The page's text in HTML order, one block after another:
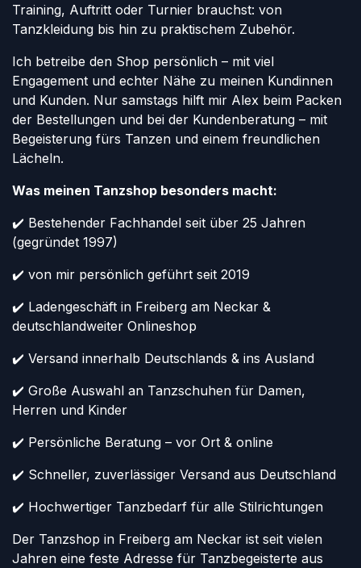
Training, Auftritt oder Turnier brauchst: von
Tanzkleidung bis hin zu praktischem Zubehör.
Ich betreibe den Shop persönlich – mit viel
Engagement und echter Nähe zu meinen Kundinnen
und Kunden. Nur samstags hilft mir Alex beim Packen
der Bestellungen und bei der Kundenberatung – mit
Begeisterung fürs Tanzen und einem freundlichen
Lächeln.
Was meinen Tanzshop besonders macht:
✔️ Bestehender Fachhandel seit über 25 Jahren
(gegründet 1997)
✔️ von mir persönlich geführt seit 2019
✔️ Ladengeschäft in Freiberg am Neckar &
deutschlandweiter Onlineshop
✔️ Versand innerhalb Deutschlands & ins Ausland
✔️ Große Auswahl an Tanzschuhen für Damen,
Herren und Kinder
✔️ Persönliche Beratung – vor Ort & online
✔️ Schneller, zuverlässiger Versand aus Deutschland
✔️ Hochwertiger Tanzbedarf für alle Stilrichtungen
Der Tanzshop in Freiberg am Neckar ist seit vielen
Jahren eine feste Adresse für Tanzbegeisterte aus